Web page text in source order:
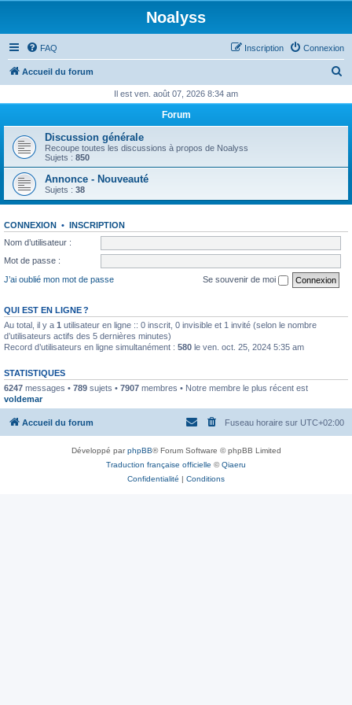
Noalyss
FAQ Connexion
Inscription
Accueil du forum
h
r
h
Il est ven. août 07, 2026 8:34 am
Forum
Discussion générale
Recoupe toutes les discussions à propos de Noalyss
Sujets : 850
Annonce - Nouveauté
Sujets : 38
CONNEXION • INSCRIPTION
Nom d’utilisateur :
Mot de passe :
J’ai oublié mon mot de passe
Se souvenir de moi
QUI EST EN LIGNE ?
Au total, il y a 1 utilisateur en ligne :: 0 inscrit, 0 invisible et 1 invité (selon le nombre
d’utilisateurs actifs des 5 dernières minutes)
Record d’utilisateurs en ligne simultanément : 580 le ven. oct. 25, 2024 5:35 am
STATISTIQUES
6247 messages • 789 sujets • 7907 membres • Notre membre le plus récent est
voldemar
Accueil du forum Fuseau horaire sur UTC+02:00
Développé parphpBB® Forum Software © phpBB Limited
Traduction française officielle ©Qiaeru
Confidentialité | Conditions